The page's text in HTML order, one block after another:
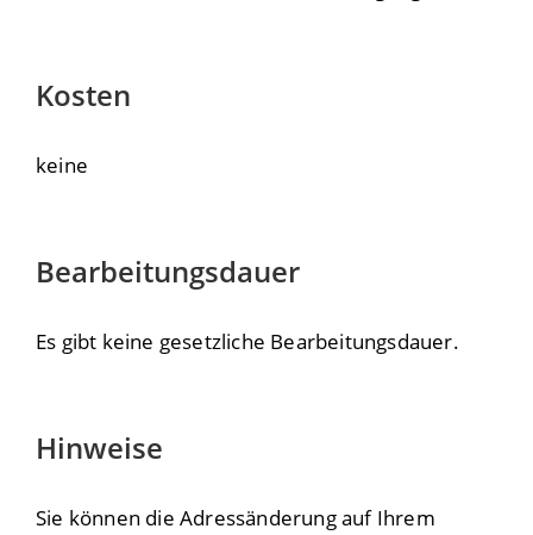
Kosten
keine
Bearbeitungsdauer
Es gibt keine gesetzliche Bearbeitungsdauer.
Hinweise
Sie können die Adressänderung auf Ihrem